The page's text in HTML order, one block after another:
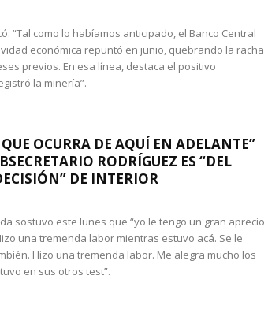
“Tal como lo habíamos anticipado, el Banco Central
económica repuntó en junio, quebrando la racha
previos. En esa línea, destaca el positivo
la minería”.
OCURRA DE AQUÍ EN ADELANTE”
RODRÍGUEZ ES “DEL
DE INTERIOR
sostuvo este lunes que “yo le tengo un gran aprecio
una tremenda labor mientras estuvo acá. Se le
Hizo una tremenda labor. Me alegra mucho los
en sus otros test”.